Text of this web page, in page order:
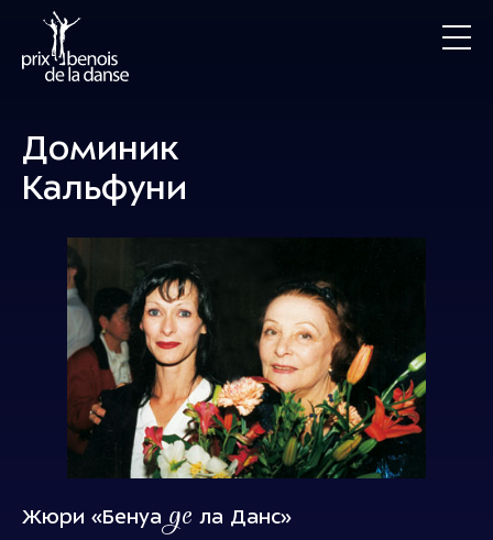
Доминик
Кальфуни
Жюри «Бенуаде ла Данс»